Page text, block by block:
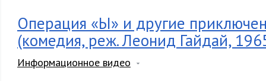
Операция «Ы» и другие
(комедия, реж. Леонид Гайдай,
Информационное видео